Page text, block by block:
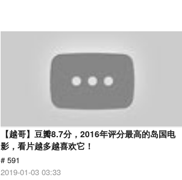
【越哥】豆瓣8.7分，2016年评分最高的岛国电
影，看片越多越喜欢它！
# 591
2019-01-03 03:33